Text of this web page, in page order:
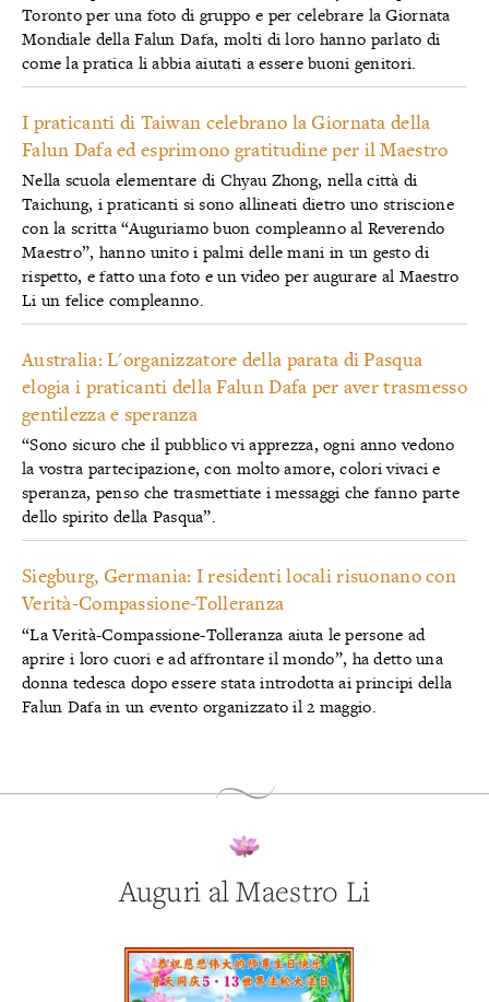
Toronto per una foto di gruppo e per celebrare la Giornata
Mondiale della Falun Dafa, molti di loro hanno parlato di
come la pratica li abbia aiutati a essere buoni genitori.
I praticanti di Taiwan celebrano la Giornata della
Falun Dafa ed esprimono gratitudine per il Maestro
Nella scuola elementare di Chyau Zhong, nella città di
Taichung, i praticanti si sono allineati dietro uno striscione
con la scritta “Auguriamo buon compleanno al Reverendo
Maestro”, hanno unito i palmi delle mani in un gesto di
rispetto, e fatto una foto e un video per augurare al Maestro
Li un felice compleanno.
Australia: L'organizzatore della parata di Pasqua
elogia i praticanti della Falun Dafa per aver trasmesso
gentilezza e speranza
“Sono sicuro che il pubblico vi apprezza, ogni anno vedono
la vostra partecipazione, con molto amore, colori vivaci e
speranza, penso che trasmettiate i messaggi che fanno parte
dello spirito della Pasqua”.
Siegburg, Germania: I residenti locali risuonano con
Verità-Compassione-Tolleranza
“La Verità-Compassione-Tolleranza aiuta le persone ad
aprire i loro cuori e ad affrontare il mondo”, ha detto una
donna tedesca dopo essere stata introdotta ai principi della
Falun Dafa in un evento organizzato il 2 maggio.
Auguri al Maestro Li